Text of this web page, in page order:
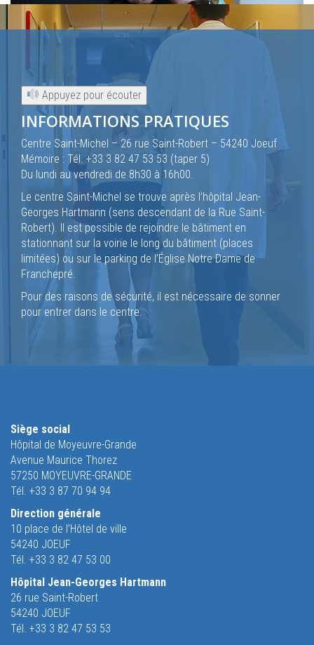
Appuyez pour écouter
INFORMATIONS PRATIQUES
Centre Saint-Michel – 26 rue Saint-Robert – 54240 Joeuf
Mémoire : Tél. +33 3 82 47 53 53 (taper 5)
Du lundi au vendredi de 8h30 à 16h00.
Le centre Saint-Michel se trouve après l’hôpital Jean-
Georges Hartmann (sens descendant de la Rue Saint-
Robert). Il est possible de rejoindre le bâtiment en
stationnant sur la voirie le long du bâtiment (places
limitées) ou sur le parking de l’Église Notre Dame de
Franchepré.
Pour des raisons de sécurité, il est nécessaire de sonner
pour entrer dans le centre.
Siège social
Hôpital de Moyeuvre-Grande
Avenue Maurice Thorez
57250 MOYEUVRE-GRANDE
Tél. +33 3 87 70 94 94
Direction générale
10 place de l’Hôtel de ville
54240 JOEUF
Tél. +33 3 82 47 53 00
Hôpital Jean-Georges Hartmann
26 rue Saint-Robert
54240 JOEUF
Tél. +33 3 82 47 53 53